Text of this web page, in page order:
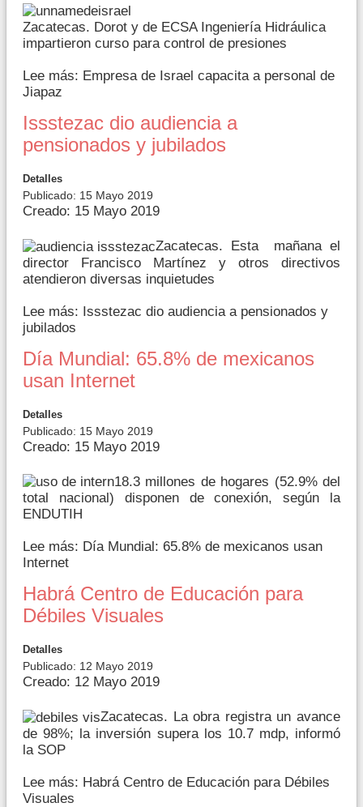
Zacatecas. Dorot y de ECSA Ingeniería Hidráulica
impartieron curso para control de presiones
Lee más: Empresa de Israel capacita a personal de
Jiapaz
Issstezac dio audiencia a
pensionados y jubilados
Detalles
Publicado: 15 Mayo 2019
Creado: 15 Mayo 2019
Zacatecas. Esta mañana el
director Francisco Martínez y otros directivos
atendieron diversas inquietudes
Lee más: Issstezac dio audiencia a pensionados y
jubilados
Día Mundial: 65.8% de mexicanos
usan Internet
Detalles
Publicado: 15 Mayo 2019
Creado: 15 Mayo 2019
18.3 millones de hogares (52.9% del
total nacional) disponen de conexión, según la
ENDUTIH
Lee más: Día Mundial: 65.8% de mexicanos usan
Internet
Habrá Centro de Educación para
Débiles Visuales
Detalles
Publicado: 12 Mayo 2019
Creado: 12 Mayo 2019
Zacatecas. La obra registra un avance
de 98%; la inversión supera los 10.7 mdp, informó
la SOP
Lee más: Habrá Centro de Educación para Débiles
Visuales